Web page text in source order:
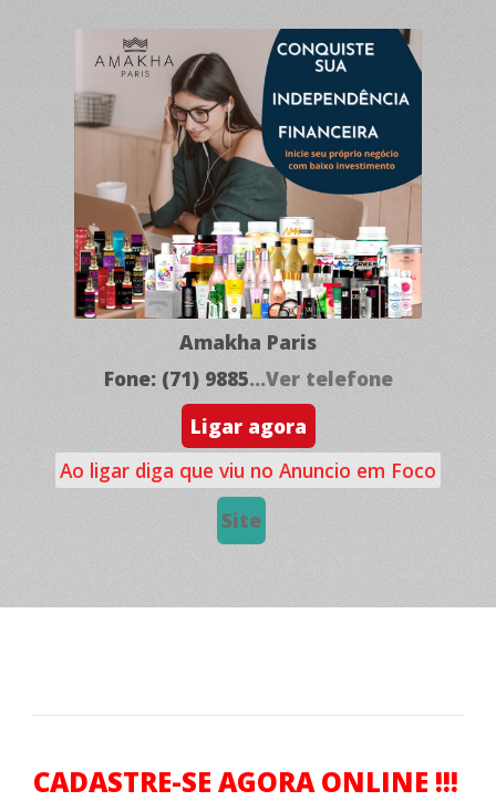
Amakha Paris
Fone: (71) 9885...Ver telefone
Ligar agora
Ao ligar diga que viu no Anuncio em Foco
Site
CADASTRE-SE AGORA ONLINE !!!